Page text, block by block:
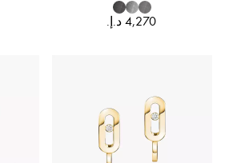
‏4,270 د.إ.‏